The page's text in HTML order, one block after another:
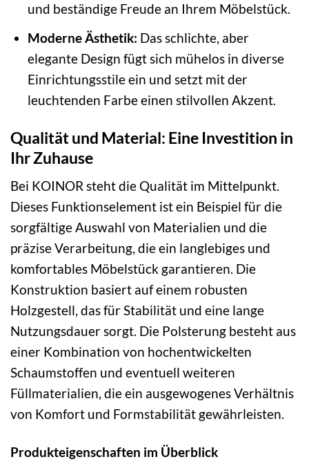
und beständige Freude an Ihrem Möbelstück.
Moderne Ästhetik: Das schlichte, aber
elegante Design fügt sich mühelos in diverse
Einrichtungsstile ein und setzt mit der
leuchtenden Farbe einen stilvollen Akzent.
Qualität und Material: Eine Investition in
Ihr Zuhause
Bei KOINOR steht die Qualität im Mittelpunkt.
Dieses Funktionselement ist ein Beispiel für die
sorgfältige Auswahl von Materialien und die
präzise Verarbeitung, die ein langlebiges und
komfortables Möbelstück garantieren. Die
Konstruktion basiert auf einem robusten
Holzgestell, das für Stabilität und eine lange
Nutzungsdauer sorgt. Die Polsterung besteht aus
einer Kombination von hochentwickelten
Schaumstoffen und eventuell weiteren
Füllmaterialien, die ein ausgewogenes Verhältnis
von Komfort und Formstabilität gewährleisten.
Produkteigenschaften im Überblick